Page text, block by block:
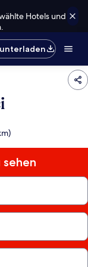
Hotels und
sehen